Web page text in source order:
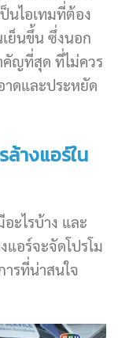
นไอเทมที่ต้อง
ย็นขึ้น ซึ่งนอก
คัญที่สุด ที่ไม่ควร
าดและประหยัด
างแอร์ใน
ะไรบ้าง และ
แอร์จะจัดโปรโม
รที่น่าสนใจ